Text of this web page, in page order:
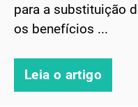
para a substituição
os benefícios ...
Leia o artigo